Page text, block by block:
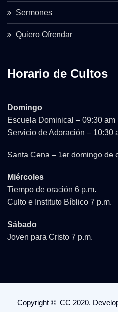
Sermones
Quiero Ofrendar
Horario de Cultos
Domingo
Escuela Dominical – 09:30 am
Servicio de Adoración – 10:30
Santa Cena – 1er domingo de
Miércoles
Tiempo de oración 6 p.m.
Culto e Instituto Bíblico 7 p.m.
Sábado
Joven para Cristo 7 p.m.
Copyright © ICC 2020.